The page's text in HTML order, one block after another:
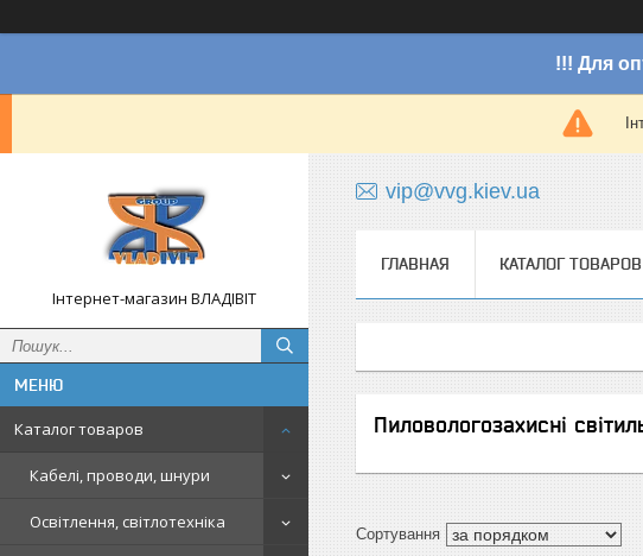
!!! Для
Інтернет-магазин ВЛАДІВІТ
Каталог товаров
Кабелі, проводи, шнури
Освітлення, світлотехніка
vip@vvg.kiev.ua
ГЛАВНАЯ КАТАЛОГ ТОВАРОВ
Пиловологозахисні